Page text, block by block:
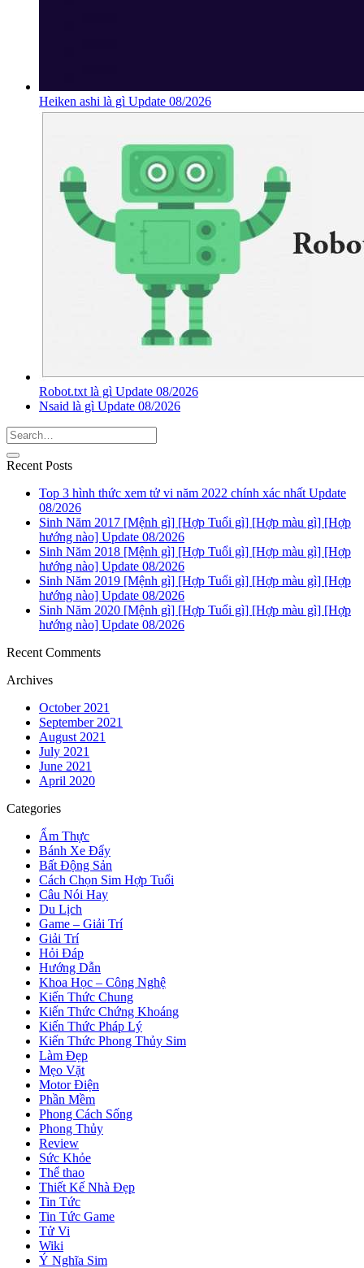
Heiken ashi là gì Update 08/2026
Robot.txt là gì Update 08/2026
Nsaid là gì Update 08/2026
Recent Posts
Top 3 hình thức xem tử vi năm 2022 chính xác nhất Update
08/2026
Sinh Năm 2017 [Mệnh gì] [Hợp Tuổi gì] [Hợp màu gì] [Hợp
hướng nào] Update 08/2026
Sinh Năm 2018 [Mệnh gì] [Hợp Tuổi gì] [Hợp màu gì] [Hợp
hướng nào] Update 08/2026
Sinh Năm 2019 [Mệnh gì] [Hợp Tuổi gì] [Hợp màu gì] [Hợp
hướng nào] Update 08/2026
Sinh Năm 2020 [Mệnh gì] [Hợp Tuổi gì] [Hợp màu gì] [Hợp
hướng nào] Update 08/2026
Recent Comments
Archives
October 2021
September 2021
August 2021
July 2021
June 2021
April 2020
Categories
Ẩm Thực
Bánh Xe Đẩy
Bất Động Sản
Cách Chọn Sim Hợp Tuổi
Câu Nói Hay
Du Lịch
Game – Giải Trí
Giải Trí
Hỏi Đáp
Hướng Dẫn
Khoa Học – Công Nghệ
Kiến Thức Chung
Kiến Thức Chứng Khoáng
Kiến Thức Pháp Lý
Kiến Thức Phong Thủy Sim
Làm Đẹp
Mẹo Vặt
Motor Điện
Phần Mềm
Phong Cách Sống
Phong Thủy
Review
Sức Khỏe
Thể thao
Thiết Kế Nhà Đẹp
Tin Tức
Tin Tức Game
Tử Vi
Wiki
Ý Nghĩa Sim